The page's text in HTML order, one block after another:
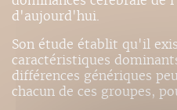
d'aujourd'hui.
Son étude établit qu'il
caractéristiques
différences génériques
chacun de ces groupes,